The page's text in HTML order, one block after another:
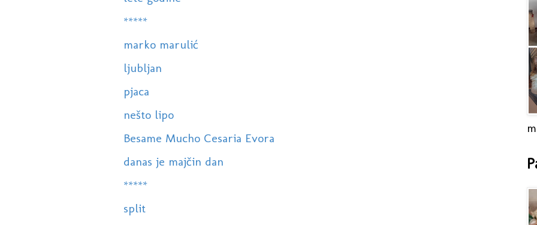
*****
marko marulić
ljubljan
pjaca
nešto lipo
Besame Mucho Cesaria Evora
danas je majčin dan
*****
split